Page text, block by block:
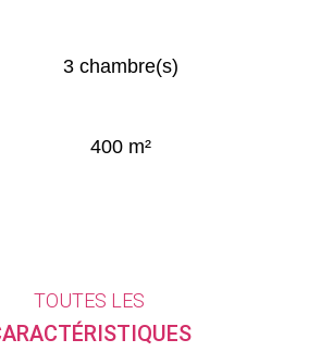
3 chambre(s)
400 m²
TOUTES LES